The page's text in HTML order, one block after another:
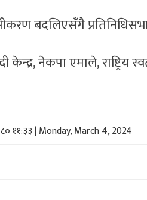
बदलिएसँगै
नेकपा एमाले, राष्ट्रिय
११:३३ | Monday, March 4, 2024